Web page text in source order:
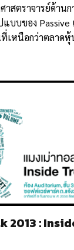
าสตราจารย์ด้านก
แบบของ
เหนือกว่าตลาดหุ้
2013 :